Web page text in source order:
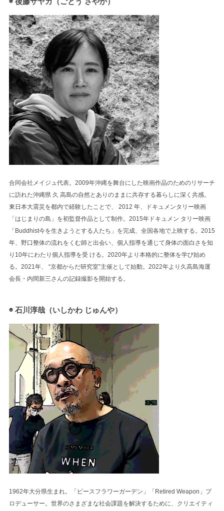
合同会社メイジュ代表。2009年沖縄を舞台にした映画作品のためのリサーチ
に訪れた沖縄県 久 高島の自然とありのままに共存する暮らしに深く共感。
東日本大震災を都内で経験したことで、 2012 年、ドキュメンタリー映画
「はじまりの島」を初監督作品として制作。2015年ドキュメン タリー映画
「Buddhist今を生きようとする人たち」を完成、全国各地で上映する。2015
年、野口整体の流れをくむ師と出会い、個人指導を通じて身体の面白さを知
り10年にわたり個人指導を受 ける。2020年より本格的に整体を学び始め
る。2021年、 “京都からだ研究室”主催として始動。2022年より久高島海運
会長・内間新三さんの記録撮影を開始する。
◉ 石川淳哉（いしかわ じゅんや）
1962年⼤分県⽣まれ。「ピースフラワーガーデン」「Retired Weapon」プ
ロデューサー。世界のさまざまな社会課題を解決するために、クリエイティ